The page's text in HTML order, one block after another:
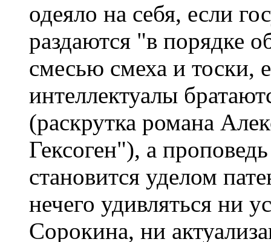
одеяло на себя, если
раздаются "в порядке
смесью смеха и тоски,
интеллектуалы
(раскрутка романа
Гексоген"), а
становится уделом
нечего удивляться ни
Сорокина, ни